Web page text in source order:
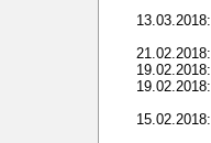
13.03.2018:
21.02.2018:
19.02.2018:
19.02.2018:
15.02.2018: